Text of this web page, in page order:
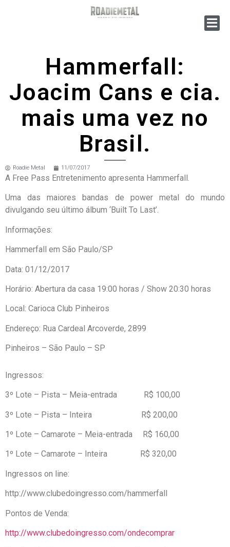
Hammerfall:
Joacim Cans e cia.
mais uma vez no
Brasil.
Roadie Metal 11/07/2017
A Free Pass Entretenimento apresenta Hammerfall.
Uma das maiores bandas de power metal do mundo
divulgando seu último álbum ‘Built To Last’.
Informações:
Hammerfall em São Paulo/SP
Data: 01/12/2017
Horário: Abertura da casa 19:00 horas / Show 20:30 horas
Local: Carioca Club Pinheiros
Endereço: Rua Cardeal Arcoverde, 2899
Pinheiros – São Paulo – SP
Ingressos:
3º Lote – Pista – Meia-entrada R$ 100,00
3º Lote – Pista – Inteira R$ 200,00
1º Lote – Camarote – Meia-entrada R$ 160,00
1º Lote – Camarote – Inteira R$ 320,00
Ingressos on line:
http://www.clubedoingresso.com/hammerfall
Pontos de Venda:
http://www.clubedoingresso.com/ondecomprar